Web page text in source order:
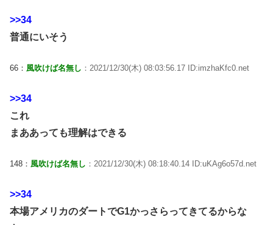
>>34
普通にいそう
66： 風吹けば名無し ：2021/12/30(木) 08:03:56.17 ID:imzhaKfc0.net
>>34
これ
まああっても理解はできる
148： 風吹けば名無し ：2021/12/30(木) 08:18:40.14 ID:uKAg6o57d.net
>>34
本場アメリカのダートでG1かっさらってきてるからな